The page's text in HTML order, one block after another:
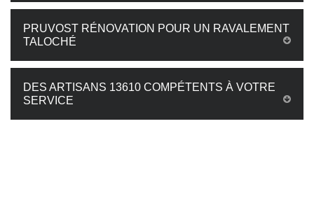
PRUVOST RÉNOVATION POUR UN RAVALEMENT
TALOCHÉ
DES ARTISANS 13610 COMPÉTENTS À VOTRE
SERVICE